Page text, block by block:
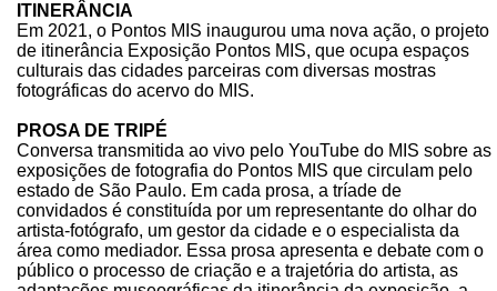
ITINERÂNCIA
Em 2021, o Pontos MIS inaugurou uma nova ação, o projeto
de itinerância Exposição Pontos MIS, que ocupa espaços
culturais das cidades parceiras com diversas mostras
fotográficas do acervo do MIS.
PROSA DE TRIPÉ
Conversa transmitida ao vivo pelo YouTube do MIS sobre as
exposições de fotografia do Pontos MIS que circulam pelo
estado de São Paulo. Em cada prosa, a tríade de
convidados é constituída por um representante do olhar do
artista-fotógrafo, um gestor da cidade e o especialista da
área como mediador. Essa prosa apresenta e debate com o
público o processo de criação e a trajetória do artista, as